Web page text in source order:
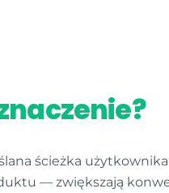
ścieżka użytkownika
— zwiększają